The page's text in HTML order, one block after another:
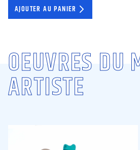
AJOUTER AU PANIER
OEUVRES DU
ARTISTE